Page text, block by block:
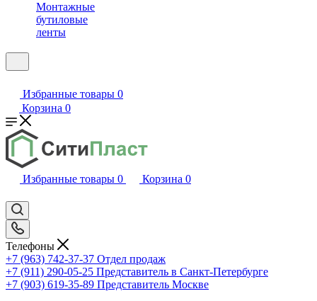
Монтажные
бутиловые
ленты
Избранные товары 0
Корзина 0
Избранные товары 0 Корзина 0
Телефоны
+7 (963) 742-37-37 Отдел продаж
+7 (911) 290-05-25 Представитель в Санкт-Петербурге
+7 (903) 619-35-89 Представитель Москве